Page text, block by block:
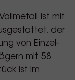
ist mit
der
von Einzel-
mit 58
ist im